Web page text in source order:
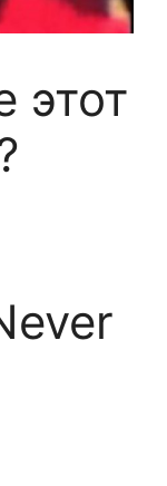
этот